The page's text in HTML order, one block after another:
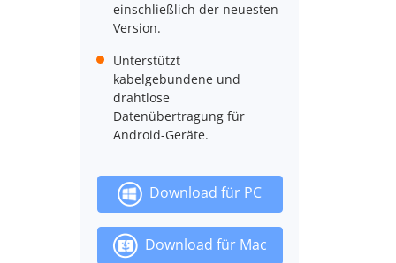
einschließlich der neuesten
Version.
Unterstützt
kabelgebundene und
drahtlose
Datenübertragung für
Android-Geräte.
Download für PC
Download für Mac